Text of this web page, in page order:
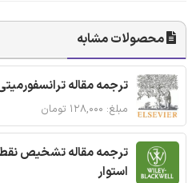
محصولات مشابه
ترجمه مقاله
مبلغ: ۱۲۸,۰۰۰ تومان
ترجمه مقاله تشخیص
استوار